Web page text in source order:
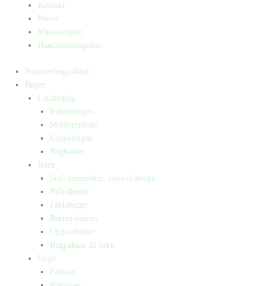
Kontakt
Presse
Manuskripter
Handelsbetingelser
Sommerbogpakker
Bøger
Letlæsning
Indskolingen
Mellemtrinnet
Udskolingen
Bogkasser
Børn
Små mennesker, store drømme
Billedbøger
Faktabøger
Børneromaner
Opgavebøger
Bogpakker til børn
Unge
Fantasy